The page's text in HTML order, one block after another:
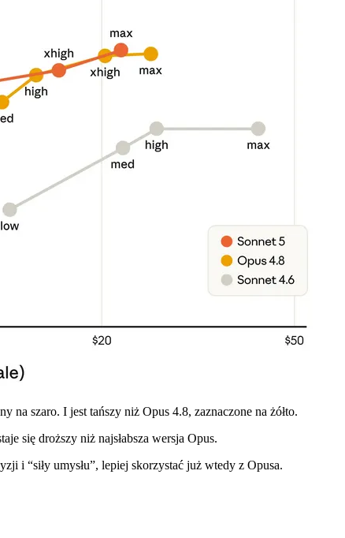
na szaro. I jest tańszy niż Opus 4.8, zaznaczone na żółto.
się droższy niż najsłabsza wersja Opus.
i “siły umysłu”, lepiej skorzystać już wtedy z Opusa.